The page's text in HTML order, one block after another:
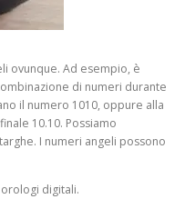
ovunque. Ad esempio, è
di numeri durante
il numero 1010, oppure alla
10.10. Possiamo
I numeri angeli possono
orologi digitali.